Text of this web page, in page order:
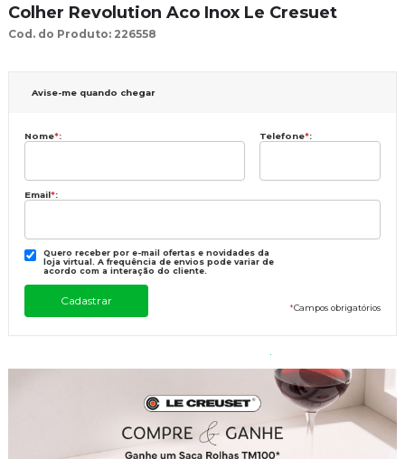
Colher Revolution Aco Inox Le Cresuet
Cod. do Produto: 226558
Avise-me quando chegar
Nome*: Telefone*:
Email*:
Quero receber por e-mail ofertas e novidades da
loja virtual. A frequência de envios pode variar de
acordo com a interação do cliente.
*Campos obrigatórios